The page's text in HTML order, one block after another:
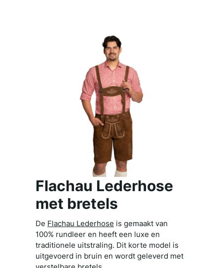
Flachau Lederhose
met bretels
De Flachau Lederhose is gemaakt van
100% rundleer en heeft een luxe en
traditionele uitstraling. Dit korte model is
uitgevoerd in bruin en wordt geleverd met